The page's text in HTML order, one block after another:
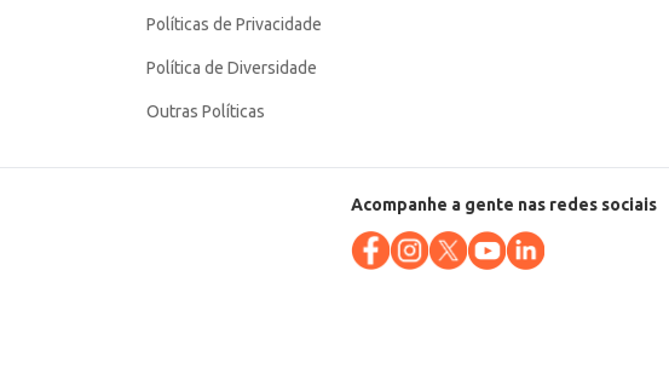
Políticas de Privacidade
Política de Diversidade
Outras Políticas
Acompanhe a gente nas redes sociais